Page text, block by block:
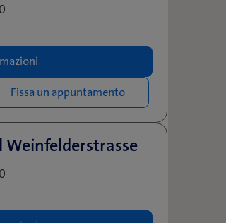
Fissa un appuntamento
Weinfelderstrasse